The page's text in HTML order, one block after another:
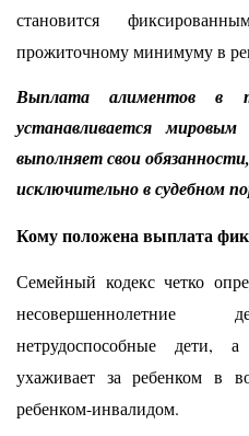
становится
прожиточному минимуму в
Выплата алиментов в
устанавливается
выполняет свои
исключительно в судебном
Кому положена выплата
Семейный кодекс четко
несовершеннолетние
нетрудоспособные дети,
ухаживает за ребенком в
ребенком-инвалидом.